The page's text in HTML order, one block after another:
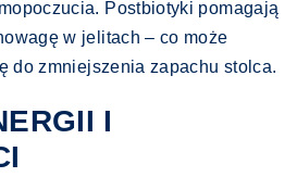
Postbiotyki pomagają
w jelitach – co może
do zmniejszenia zapachu stolca.
I